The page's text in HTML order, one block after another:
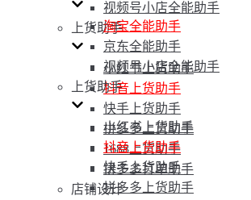
视频号小店全能助手
上货助手
小红书上货助手
抖音上货助手
快手上货助手
拼多多上货助手
1688上货助手
拼多多打单助手
店铺设计
淘宝全能助手
京东全能助手
视频号小店全能助手
上货助手
小红书上货助手
抖音上货助手
快手上货助手
拼多多上货助手